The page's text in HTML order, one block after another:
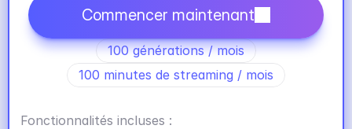
Commencer maintenant
100 générations / mois
100 minutes de streaming / mois
Fonctionnalités incluses :